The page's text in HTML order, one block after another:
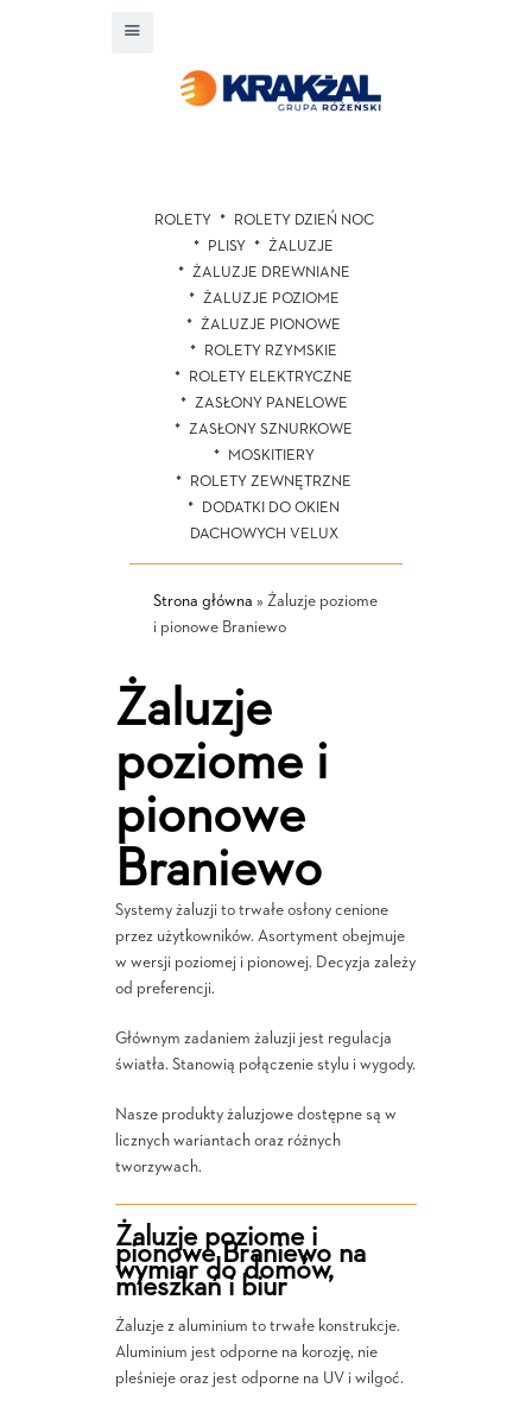
ROLETY
ROLETY DZIEŃ NOC
PLISY
ŻALUZJE
ŻALUZJE DREWNIANE
ŻALUZJE POZIOME
ŻALUZJE PIONOWE
ROLETY RZYMSKIE
ROLETY ELEKTRYCZNE
ZASŁONY PANELOWE
ZASŁONY SZNURKOWE
MOSKITIERY
ROLETY ZEWNĘTRZNE
DODATKI DO OKIEN
DACHOWYCH VELUX
Strona główna » Żaluzje poziome
i pionowe Braniewo
Żaluzje
poziome i
pionowe
Braniewo
Systemy żaluzji to trwałe osłony cenione
przez użytkowników. Asortyment obejmuje
w wersji poziomej i pionowej. Decyzja zależy
od preferencji.
Głównym zadaniem żaluzji jest regulacja
światła. Stanowią połączenie stylu i wygody.
Nasze produkty żaluzjowe dostępne są w
licznych wariantach oraz różnych
tworzywach.
Żaluzje poziome i
pionowe Braniewo na
wymiar do domów,
mieszkań i biur
Żaluzje z aluminium to trwałe konstrukcje.
Aluminium jest odporne na korozję, nie
pleśnieje oraz jest odporne na UV i wilgoć.